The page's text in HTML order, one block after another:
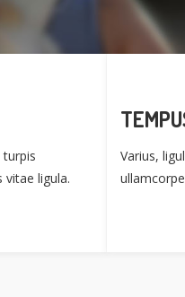
turpis
ligula.
Varius,